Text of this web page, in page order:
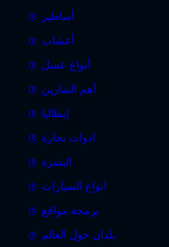
أساطير
أعشاب
أنواع عسل
أهم التمارين
إيطاليا
ادوات نجارة
البشرة
انواع السيارات
برمجة مواقع
بلدان حول العالم